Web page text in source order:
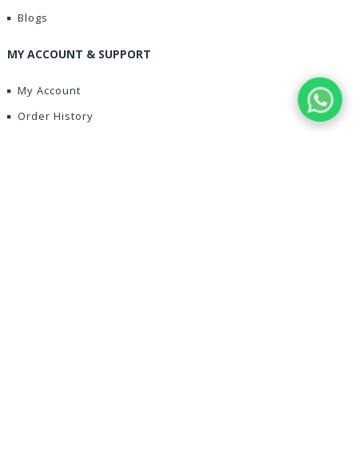
Blogs
MY ACCOUNT & SUPPORT
My Account
Order History